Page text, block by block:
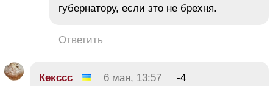
губернатору, если зто не брехня.
Ответить
Кексcc 6 мая, 13:57
-4